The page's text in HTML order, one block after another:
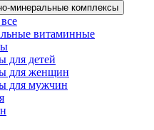
минеральные комплексы
витаминные
для детей
для женщин
для мужчин